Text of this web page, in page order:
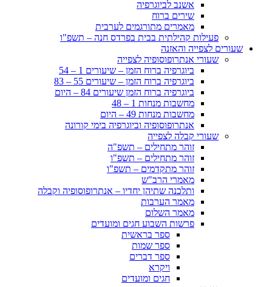
אשנב לביוגרפיה
שירים ברוח
מאמרים מתורגמים לערבית
פעילות קהילתית בבית בפרדס חנה – תשפ"ו
שעורים לצפייה והאזנה
שעורי אנתרופוסופיה לצפייה
ביוגרפיה ברוח הזמן – שיעורים 1 – 54
ביוגרפיה ברוח הזמן – שיעורים 55 – 83
ביוגרפיה ברוח הזמן שיעורים 84 – היום
מחשבות מנחות 1 – 48
מחשבות מנחות 49 – היום
אנתרופוסופיה וביוגרפיה בימי קורונה
שעורי קבלה לצפייה
זוהר מתחילים – תשפ"ה
זוהר מתחילים – תשפ"ו
זוהר מתקדמים – תשפ"ו
מאמרי הרב"ש
ותלכנה שתיהן יחדיו – אנתרופוסופיה וקבלה
מאמר הערבות
מאמר השלום
פרשות השבוע חגים ומועדים
ספר בראשית
ספר שמות
ספר דברים
ויקרא
חגים ומועדים